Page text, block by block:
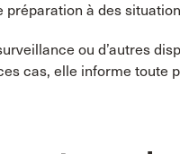
à des
ou d’autres
cas, elle informe toute